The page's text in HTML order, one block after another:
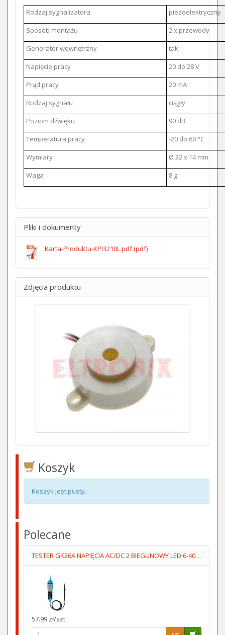
Rodzaj sygnalizatora
piezoelektryczny
Sposób montażu
2 x przewody
Generator wewnętrzny
tak
Napięcie pracy
20 do 28 V
Prąd pracy
20 mA
Rodzaj sygnału
ciągły
Poziom dźwięku
90 dB
Temperatura pracy
-20 do 60 °C
Wymiary
Ø 32 x 14 mm
Waga
8 g
Pliki i dokumenty
Karta-Produktu-KPI3210L.pdf (pdf)
Zdjęcia produktu
Koszyk
Koszyk jest pusty.
Polecane
TESTER GK26A NAPIĘCIA AC/DC 2 BIEGUNOWY LED 6-400V
57.99 zł/szt